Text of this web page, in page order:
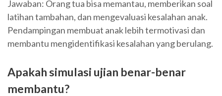
Jawaban: Orang tua bisa memantau, memberikan soal
latihan tambahan, dan mengevaluasi kesalahan anak.
Pendampingan membuat anak lebih termotivasi dan
membantu mengidentifikasi kesalahan yang berulang.
Apakah simulasi ujian benar-benar
membantu?